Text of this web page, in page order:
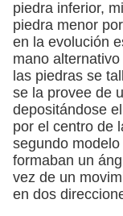
piedra inferior,
piedra menor
en la evolución
mano
las piedras se
se la provee de
depositándose
por el centro de
segundo
formaban un
vez de un
en dos